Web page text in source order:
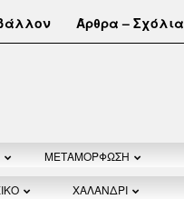
Άρθρα – Σχόλια
ΜΕΤΑΜΟΡΦΩΣΗ
ΧΑΛΑΝΔΡΙ